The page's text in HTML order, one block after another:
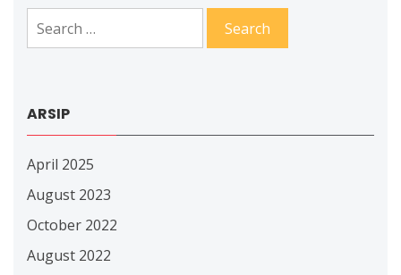
for:
ARSIP
April 2025
August 2023
October 2022
August 2022